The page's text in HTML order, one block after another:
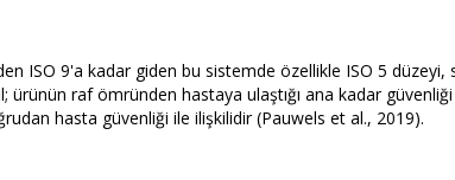
1'den ISO 9'a kadar giden bu sistemde özellikle ISO 5
ürünün raf ömründen hastaya ulaştığı ana kadar
hasta güvenliği ile ilişkilidir (Pauwels et al., 2019).